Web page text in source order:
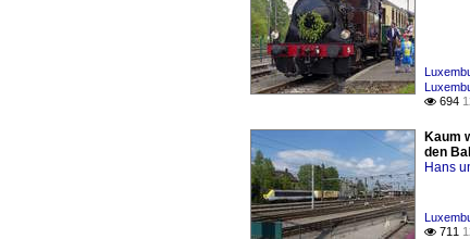
 694
Kaum
den
Hans
 711